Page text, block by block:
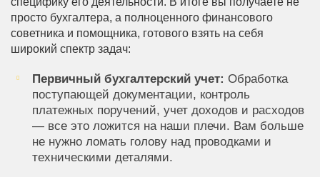
просто бухгалтера, а полноценного финансового
советника и помощника, готового взять на себя
широкий спектр задач:
Первичный бухгалтерский учет: Обработка
поступающей документации, контроль
платежных поручений, учет доходов и расходов
— все это ложится на наши плечи. Вам больше
не нужно ломать голову над проводками и
техническими деталями.